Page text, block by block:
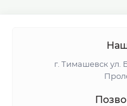
г. Тимашевск ул.